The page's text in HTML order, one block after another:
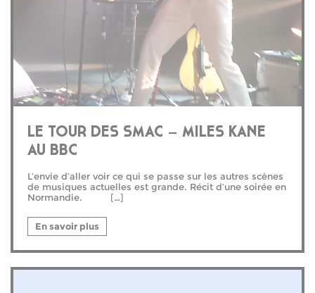
LE TOUR DES SMAC – MILES KANE
AU BBC
L’envie d’aller voir ce qui se passe sur les autres scènes
de musiques actuelles est grande. Récit d’une soirée en
Normandie. […]
En savoir plus